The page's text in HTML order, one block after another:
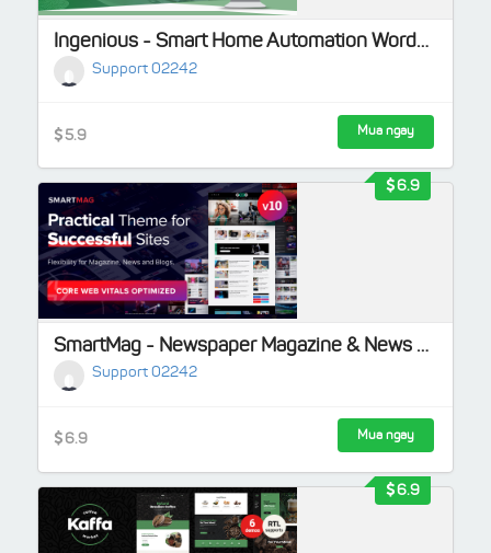
Ingenious - Smart Home Automation WordPress Theme
Support 02242
5.9 Mua ngay
SmartMag - Newspaper Magazine & News WordPress
Support 02242
6.9 Mua ngay
6.9
6.9